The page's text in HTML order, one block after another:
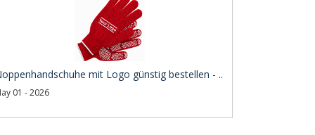
mit Logo günstig bestellen - ..
01 - 2026